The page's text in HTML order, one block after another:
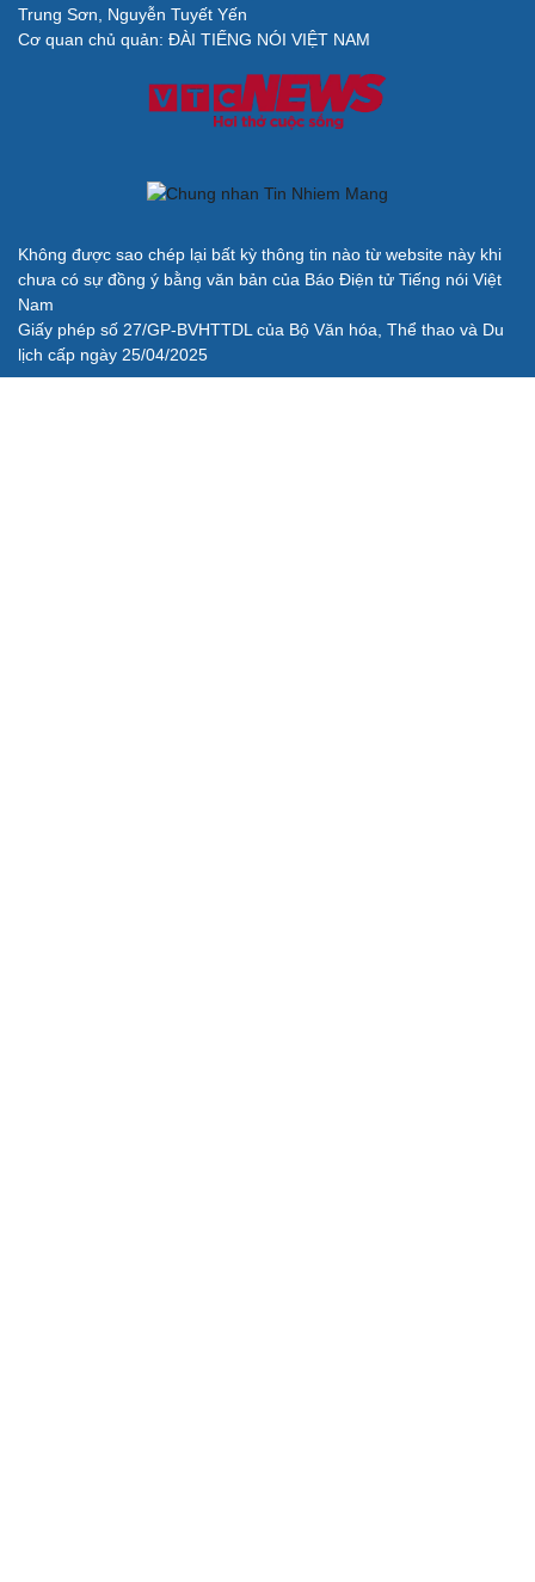
Trung Sơn, Nguyễn Tuyết Yến
Cơ quan chủ quản: ĐÀI TIẾNG NÓI VIỆT NAM
Không được sao chép lại bất kỳ thông tin nào từ website này khi
chưa có sự đồng ý bằng văn bản của Báo Điện tử Tiếng nói Việt
Nam
Giấy phép số 27/GP-BVHTTDL của Bộ Văn hóa, Thể thao và Du
lịch cấp ngày 25/04/2025